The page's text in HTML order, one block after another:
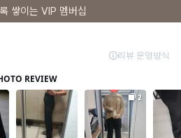
쌓이는 VIP 멤버십